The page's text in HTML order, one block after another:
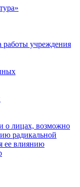
работы учреждения
о лицах, возможно
радикальной
ее влиянию